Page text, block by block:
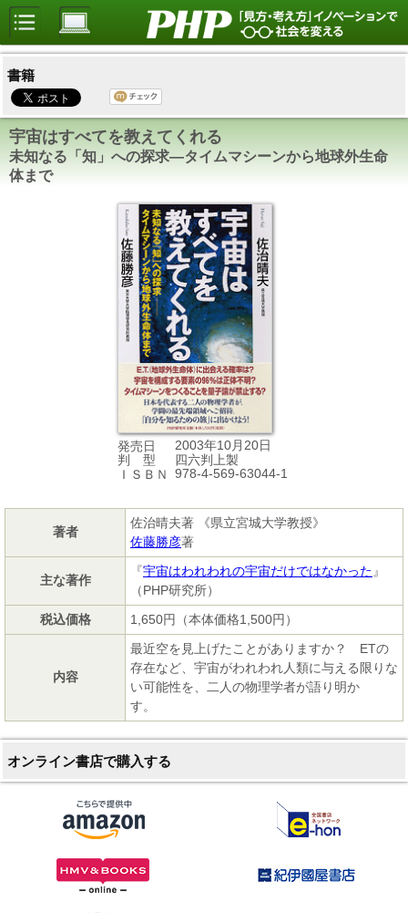
書籍
宇宙はすべてを教えてくれる
未知なる「知」への探求―タイムマシーンから地球外生命
体まで
発売日
2003年10月20日
判 型
四六判上製
ＩＳＢＮ
978-4-569-63044-1
著者
佐治晴夫著 《県立宮城大学教授》
佐藤勝彦著
主な著作
『宇宙はわれわれの宇宙だけではなかった 』
（PHP研究所）
税込価格
1,650円（本体価格1,500円）
内容
最近空を見上げたことがありますか？ ETの
存在など、宇宙がわれわれ人類に与える限りな
い可能性を、二人の物理学者が語り明か
す。
オンライン書店で購入する